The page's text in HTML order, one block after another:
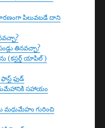
పిలువబడే దాని
తినవచ్చా?
(కస్టర్డ్ యాపిల్ )
ఫుడ్
సహాయం
మధుమేహం గురించి